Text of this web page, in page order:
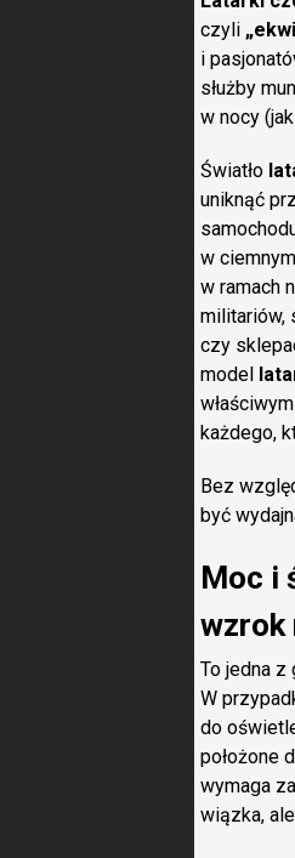
czyli
i
służby
w nocy
Światło
uniknąć
w
w ramach
militariów,
czy
model
każdego,
Bez
być
Moc i
wzrok
To jedna z
W
do
położone
wymaga
wiązka,